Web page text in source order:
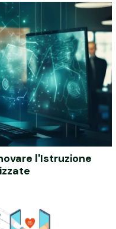
l'Istruzione